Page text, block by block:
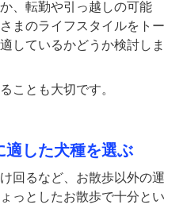
、転勤や引っ越しの可能
まのライフスタイルをトー
しているかどうか検討しま
ことも大切です。
適した犬種を選ぶ
回るなど、お散歩以外の運
っとしたお散歩で十分とい